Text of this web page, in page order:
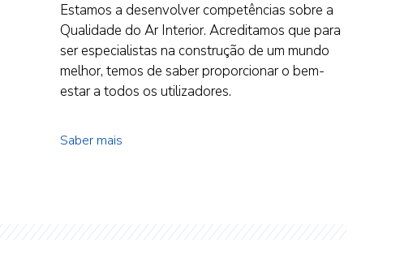
Estamos a desenvolver competências sobre a
Qualidade do Ar Interior. Acreditamos que para
ser especialistas na construção de um mundo
melhor, temos de saber proporcionar o bem-
estar a todos os utilizadores.
Saber mais